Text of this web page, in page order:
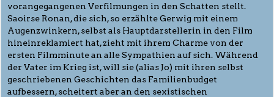
vorangegangenen Verfilmungen in den Schatten stellt.
Saoirse Ronan, die sich, so erzählte Gerwig mit einem
Augenzwinkern, selbst als Hauptdarstellerin in den Film
hineinreklamiert hat, zieht mit ihrem Charme von der
ersten Filmminute an alle Sympathien auf sich. Während
der Vater im Krieg ist, will sie (alias Jo) mit ihren selbst
geschriebenen Geschichten das Familienbudget
aufbessern, scheitert aber an den sexistischen